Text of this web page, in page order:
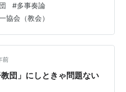
解散命令請求：朝日新聞デジ
党との関係を隠すためのこと
いうことで反対ということで
なかほかの宗教団体と違って
宗教団体の解散命令が恣意
いることに…
#多事奏論
協会（教会）
前
団」にしときゃ問題ない